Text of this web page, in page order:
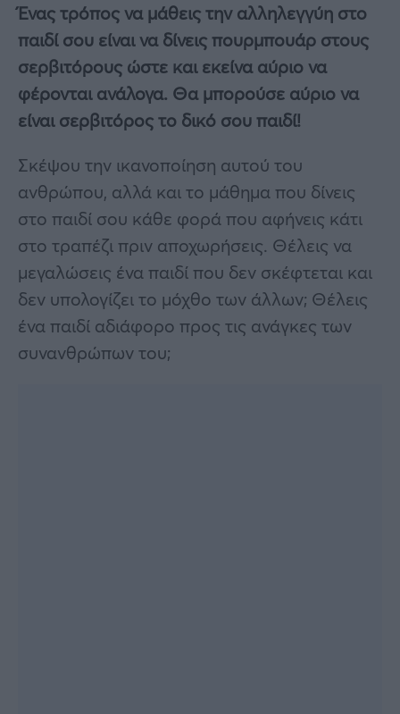
Ένας τρόπος να μάθεις την αλληλεγγύη στο
παιδί σου είναι να δίνεις πουρμπουάρ στους
σερβιτόρους ώστε και εκείνα αύριο να
φέρονται ανάλογα. Θα μπορούσε αύριο να
είναι σερβιτόρος το δικό σου παιδί!
Σκέψου την ικανοποίηση αυτού του
ανθρώπου, αλλά και το μάθημα που δίνεις
στο παιδί σου κάθε φορά που αφήνεις κάτι
στο τραπέζι πριν αποχωρήσεις. Θέλεις να
μεγαλώσεις ένα παιδί που δεν σκέφτεται και
δεν υπολογίζει το μόχθο των άλλων; Θέλεις
ένα παιδί αδιάφορο προς τις ανάγκες των
συνανθρώπων του;